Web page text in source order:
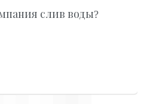
слив воды?